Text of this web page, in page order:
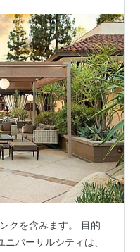
クを含みます。 目的
バーサルシティは、